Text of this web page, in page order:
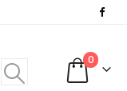
0